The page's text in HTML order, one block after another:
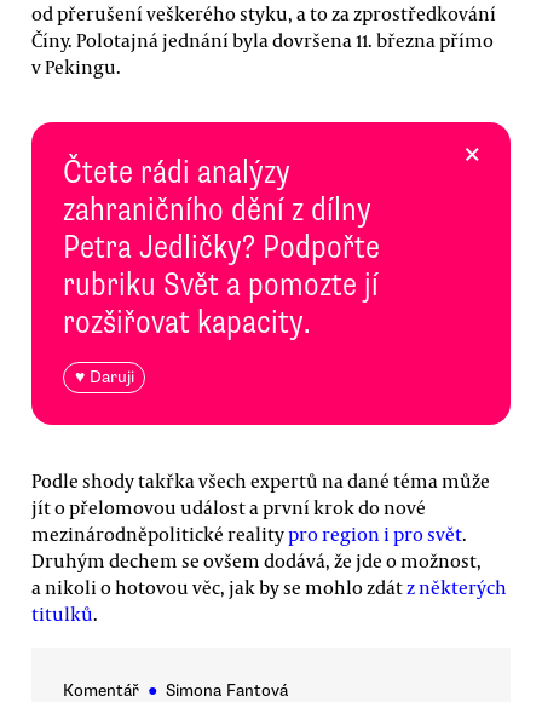
od přerušení veškerého styku, a to za zprostředkování
Číny. Polotajná jednání byla dovršena 11. března přímo
v Pekingu.
Čtete rádi analýzy
zahraničního dění z dílny
Petra Jedličky? Podpořte
rubriku Svět a pomozte jí
rozšiřovat kapacity.
♥ Daruji
×
Podle shody takřka všech expertů na dané téma může
jít o přelomovou událost a první krok do nové
mezinárodněpolitické realitypro region i pro svět.
Druhým dechem se ovšem dodává, že jde o možnost,
a nikoli o hotovou věc, jak by se mohlo zdát z některých
titulků.
Komentář ● Simona Fantová